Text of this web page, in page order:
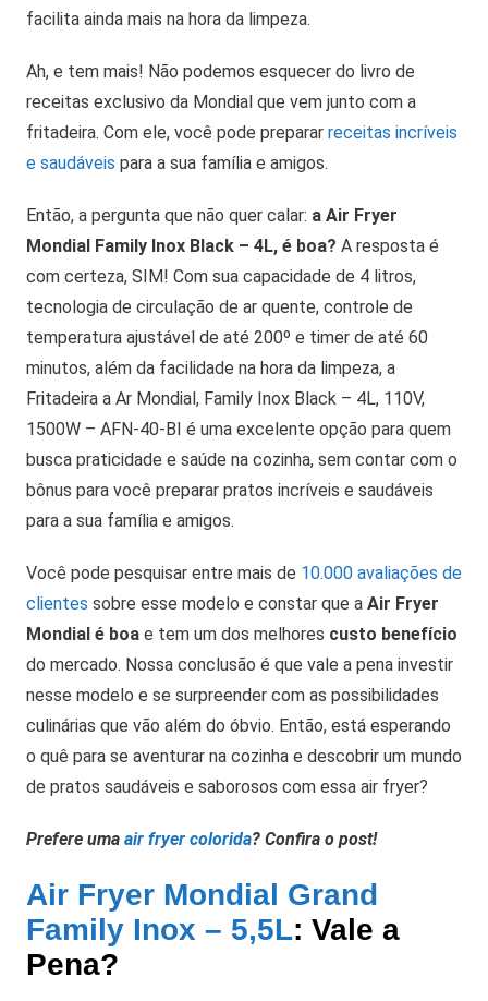
facilita ainda mais na hora da limpeza.
Ah, e tem mais! Não podemos esquecer do livro de
receitas exclusivo da Mondial que vem junto com a
fritadeira. Com ele, você pode preparar receitas incríveis
e saudáveis para a sua família e amigos.
Então, a pergunta que não quer calar: a Air Fryer
Mondial Family Inox Black – 4L, é boa? A resposta é
com certeza, SIM! Com sua capacidade de 4 litros,
tecnologia de circulação de ar quente, controle de
temperatura ajustável de até 200º e timer de até 60
minutos, além da facilidade na hora da limpeza, a
Fritadeira a Ar Mondial, Family Inox Black – 4L, 110V,
1500W – AFN-40-BI é uma excelente opção para quem
busca praticidade e saúde na cozinha, sem contar com o
bônus para você preparar pratos incríveis e saudáveis
para a sua família e amigos.
Você pode pesquisar entre mais de 10.000 avaliações de
clientes sobre esse modelo e constar que a Air Fryer
Mondial é boa e tem um dos melhores custo benefício
do mercado. Nossa conclusão é que vale a pena investir
nesse modelo e se surpreender com as possibilidades
culinárias que vão além do óbvio. Então, está esperando
o quê para se aventurar na cozinha e descobrir um mundo
de pratos saudáveis e saborosos com essa air fryer?
Prefere uma air fryer colorida? Confira o post!
Air Fryer Mondial Grand
Family Inox – 5,5L: Vale a
Pena?